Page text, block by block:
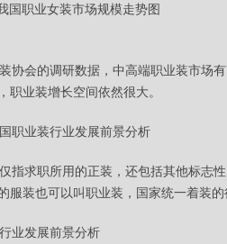
国职业女装市场规模走势图
协会的调研数据，中高端职业装市场
职业装增长空间依然很大。
职业装行业发展前景分析
指求职所用的正装，还包括其他标志
服装也可以叫职业装，国家统一着装
业发展前景分析